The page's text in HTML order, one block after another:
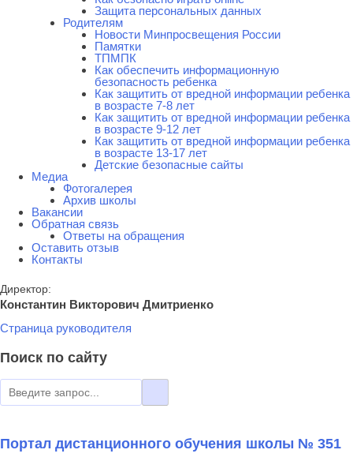
Защита персональных данных
Родителям
Новости Минпросвещения России
Памятки
ТПМПК
Как обеспечить информационную
безопасность ребенка
Как защитить от вредной информации ребенка
в возрасте 7-8 лет
Как защитить от вредной информации ребенка
в возрасте 9-12 лет
Как защитить от вредной информации ребенка
в возрасте 13-17 лет
Детские безопасные сайты
Медиа
Фотогалерея
Архив школы
Вакансии
Обратная связь
Ответы на обращения
Оставить отзыв
Контакты
Директор:
Константин Викторович Дмитриенко
Страница руководителя
Поиск по сайту
Портал дистанционного обучения школы № 351